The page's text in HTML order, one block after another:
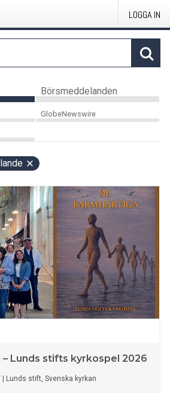
LOGGA IN
Börsmeddelanden
GlobeNewswire
Lunds stifts kyrkospel 2026
Lunds stift, Svenska kyrkan